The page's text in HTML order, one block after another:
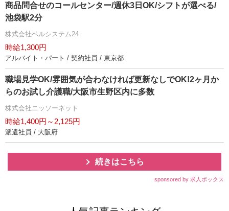
商品問合せのコールセンター/週休3日OK/シフトが選べる/
池袋駅2分
株式会社ベルシステム24
時給1,300円
アルバイト・パート / 契約社員 / 東京都
職場見学OK/雰囲気が合わなければ更新なしでOK!2ヶ月か
らのお試し介護職/大阪市生野区内に多数
株式会社ニッソーネット
時給1,400円～2,125円
派遣社員 / 大阪府
続きはこちら
sponsored by 求人ボックス